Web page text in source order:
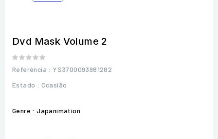
Dvd Mask Volume 2
Referência : YS3700093981282
Estado : Ocasião
Genre : Japanimation